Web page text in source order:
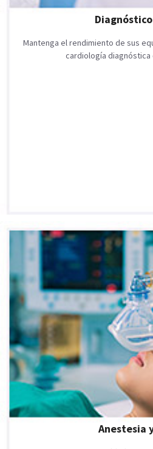
Mantenga el rendimiento de sus
cardiología
Anestesia